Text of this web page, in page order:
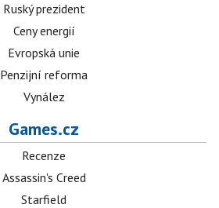
Ruský prezident
Ceny energií
Evropská unie
Penzijní reforma
Vynález
Games.cz
Recenze
Assassin's Creed
Starfield